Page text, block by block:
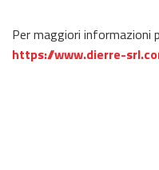
Per maggiori
https://www.dierre-